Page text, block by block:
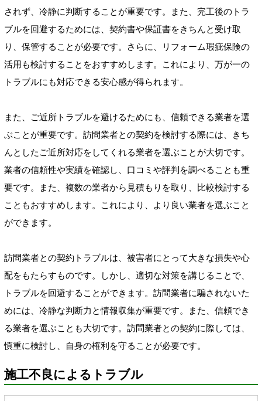
されず、冷静に判断することが重要です。また、完工後のトラ
ブルを回避するためには、契約書や保証書をきちんと受け取
り、保管することが必要です。さらに、リフォーム瑕疵保険の
活用も検討することをおすすめします。これにより、万が一の
トラブルにも対応できる安心感が得られます。
また、ご近所トラブルを避けるためにも、信頼できる業者を選
ぶことが重要です。訪問業者との契約を検討する際には、きち
んとしたご近所対応をしてくれる業者を選ぶことが大切です。
業者の信頼性や実績を確認し、口コミや評判を調べることも重
要です。また、複数の業者から見積もりを取り、比較検討する
こともおすすめします。これにより、より良い業者を選ぶこと
ができます。
訪問業者との契約トラブルは、被害者にとって大きな損失や心
配をもたらすものです。しかし、適切な対策を講じることで、
トラブルを回避することができます。訪問業者に騙されないた
めには、冷静な判断力と情報収集が重要です。また、信頼でき
る業者を選ぶことも大切です。訪問業者との契約に際しては、
慎重に検討し、自身の権利を守ることが必要です。
施工不良によるトラブル